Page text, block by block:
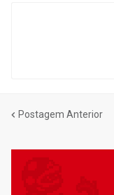
Postagem Anterior